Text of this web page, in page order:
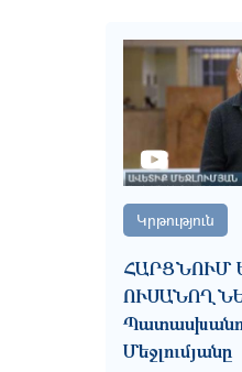
Կրթություն
ՀԱՐՑՆՈՒՄ
Մեջլումյանը